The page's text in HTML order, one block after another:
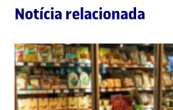
Notícia relacionada